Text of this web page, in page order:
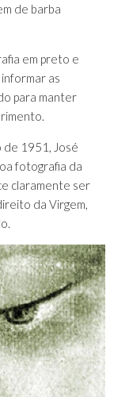
de barba
em preto e
as
para manter
de 1951, José
fotografia da
claramente ser
da Virgem,